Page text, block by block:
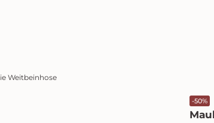
Weitbeinhose
-50%